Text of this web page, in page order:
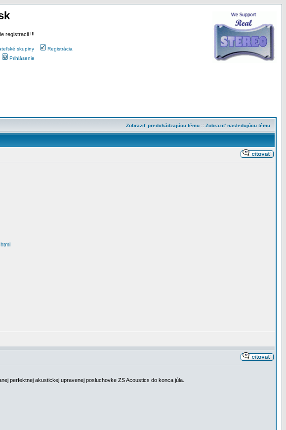
registracii !!!
skupiny
Registrácia
Prihlásenie
Zobraziť predchádzajúcu tému :: Zobraziť nasledujúcu tému
perfektnej akustickej upravenej posluchovke ZS Acoustics do konca júla.